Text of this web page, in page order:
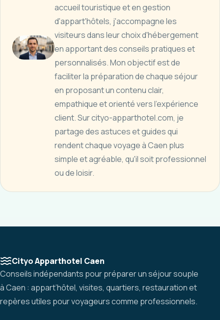
accueil touristique et en gestion
d'appart'hôtels, j'accompagne les
visiteurs dans leur choix d'hébergement
en apportant des conseils pratiques et
personnalisés. Mon objectif est de
faciliter la préparation de chaque séjour
en proposant un contenu clair,
empathique et orienté vers l'expérience
client. Sur cityo-apparthotel.com, je
partage des astuces et guides qui
rendent chaque voyage à Caen plus
simple et agréable, qu'il soit professionnel
ou de loisir.
Cityo Apparthotel Caen
Conseils indépendants pour préparer un séjour souple
à Caen : appart’hôtel, visites, quartiers, restauration et
repères utiles pour voyageurs comme professionnels.